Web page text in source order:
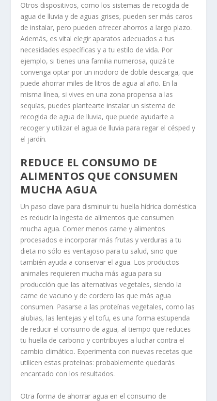
Otros dispositivos, como los sistemas de recogida de
agua de lluvia y de aguas grises, pueden ser más caros
de instalar, pero pueden ofrecer ahorros a largo plazo.
Además, es vital elegir aparatos adecuados a tus
necesidades específicas y a tu estilo de vida. Por
ejemplo, si tienes una familia numerosa, quizá te
convenga optar por un inodoro de doble descarga, que
puede ahorrar miles de litros de agua al año. En la
misma línea, si vives en una zona propensa a las
sequías, puedes plantearte instalar un sistema de
recogida de agua de lluvia, que puede ayudarte a
recoger y utilizar el agua de lluvia para regar el césped y
el jardín.
REDUCE EL CONSUMO DE
ALIMENTOS QUE CONSUMEN
MUCHA AGUA
Un paso clave para disminuir tu huella hídrica doméstica
es reducir la ingesta de alimentos que consumen
mucha agua. Comer menos carne y alimentos
procesados e incorporar más frutas y verduras a tu
dieta no sólo es ventajoso para tu salud, sino que
también ayuda a conservar el agua. Los productos
animales requieren mucha más agua para su
producción que las alternativas vegetales, siendo la
carne de vacuno y de cordero las que más agua
consumen. Pasarse a las proteínas vegetales, como las
alubias, las lentejas y el tofu, es una forma estupenda
de reducir el consumo de agua, al tiempo que reduces
tu huella de carbono y contribuyes a luchar contra el
cambio climático. Experimenta con nuevas recetas que
utilicen estas proteínas: probablemente quedarás
encantado con los resultados.
Otra forma de ahorrar agua en el consumo de